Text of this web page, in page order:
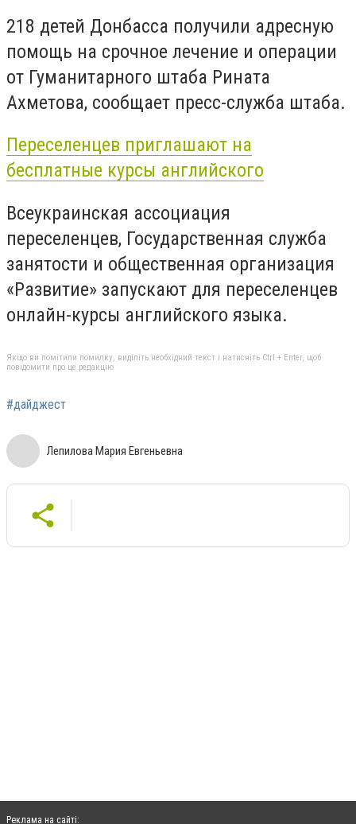
218 детей Донбасса получили адресную
помощь на срочное лечение и операции
от Гуманитарного штаба Рината
Ахметова, сообщает пресс-служба штаба.
Переселенцев приглашают на
бесплатные курсы английского
Всеукраинская ассоциация
переселенцев, Государственная служба
занятости и общественная организация
«Развитие» запускают для переселенцев
онлайн-курсы английского языка.
Якщо ви помітили помилку, виділіть необхідний текст і натисніть Ctrl + Enter, щоб
повідомити про це редакцію
#дайджест
Лепилова Мария Евгеньевна
Реклама на сайті: